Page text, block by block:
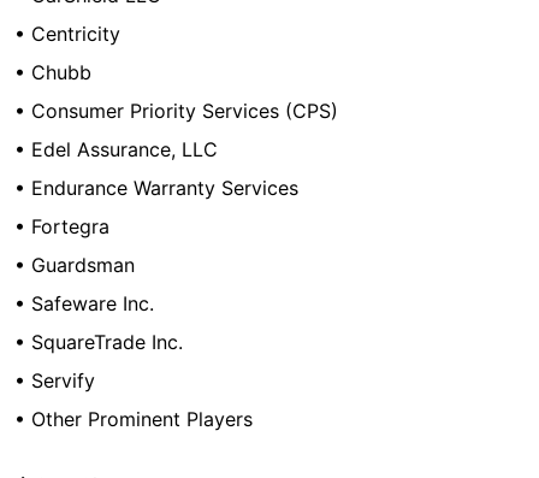
• Centricity
• Chubb
• Consumer Priority Services (CPS)
• Edel Assurance, LLC
• Endurance Warranty Services
• Fortegra
• Guardsman
• Safeware Inc.
• SquareTrade Inc.
• Servify
• Other Prominent Players